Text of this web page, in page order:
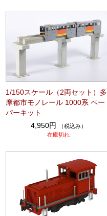
1/150スケール（2両セット）多
摩都市モノレール 1000系 ペー
パーキット
4,950円
（税込み）
在庫切れ